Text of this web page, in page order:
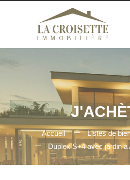
Accueil Listes de
Duplex S+4 avec jardin à